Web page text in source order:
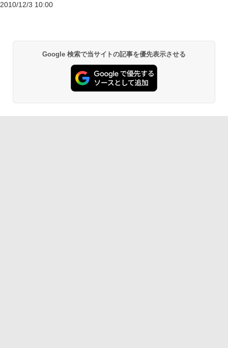
2010/12/3 10:00
Google 検索で当サイトの記事を優先表示させる